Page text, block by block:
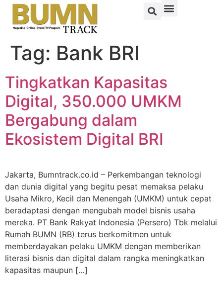
Tag: Bank BRI
Tingkatkan Kapasitas
Digital, 350.000 UMKM
Bergabung dalam
Ekosistem Digital BRI
Jakarta, Bumntrack.co.id – Perkembangan teknologi
dan dunia digital yang begitu pesat memaksa pelaku
Usaha Mikro, Kecil dan Menengah (UMKM) untuk cepat
beradaptasi dengan mengubah model bisnis usaha
mereka. PT Bank Rakyat Indonesia (Persero) Tbk melalui
Rumah BUMN (RB) terus berkomitmen untuk
memberdayakan pelaku UMKM dengan memberikan
literasi bisnis dan digital dalam rangka meningkatkan
kapasitas maupun […]